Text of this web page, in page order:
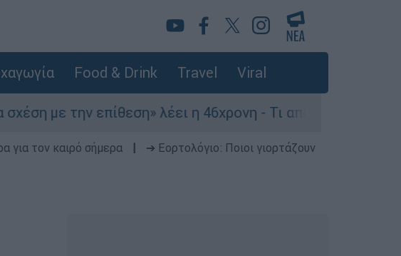
Food & Drink Travel Viral
επίθεση» λέει η 46χρονη - Τι αποκάλυψε στους
για τον καιρό σήμερα
➔ Εορτολόγιο: Ποιοι γιορτάζουν